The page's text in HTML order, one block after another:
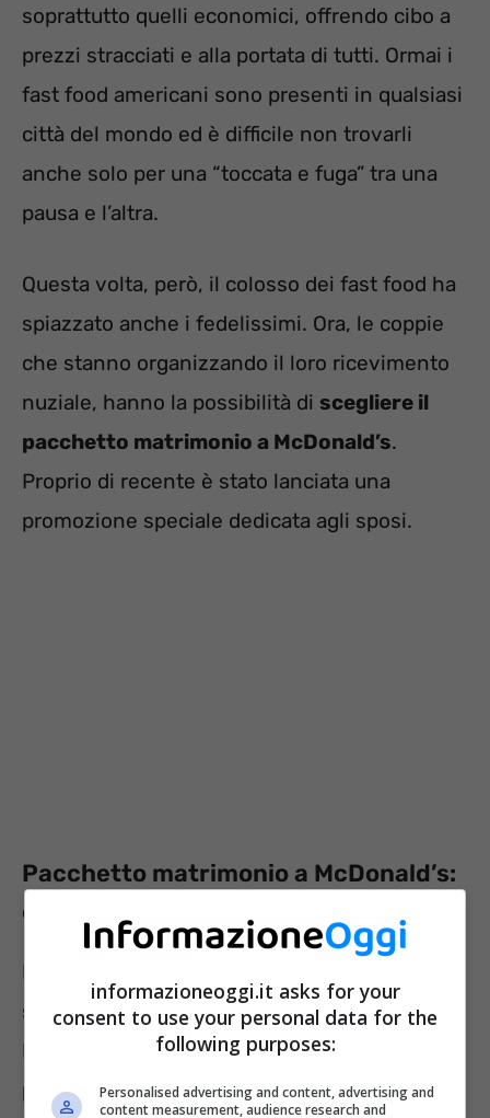
soprattutto quelli economici, offrendo cibo a
prezzi stracciati e alla portata di tutti. Ormai i
fast food americani sono presenti in qualsiasi
città del mondo ed è difficile non trovarli
anche solo per una “toccata e fuga” tra una
pausa e l’altra.
Questa volta, però, il colosso dei fast food ha
spiazzato anche i fedelissimi. Ora, le coppie
che stanno organizzando il loro ricevimento
nuziale, hanno la possibilità di scegliere il
pacchetto matrimonio a McDonald’s.
Proprio di recente è stato lanciata una
promozione speciale dedicata agli sposi.
Pacchetto matrimonio a McDonald’s:
ecco come funziona
Non è detto che per sposarsi bisogna
spendere migliaia di euro. Il gruppo
McDonald’s ha stupito tutti con il suo
pacchetto matrimonio. Si tratta di unpiano
informazioneoggi.it asks for your
consent to use your personal data for the
following purposes:
Personalised advertising and content, advertising and
content measurement, audience research and